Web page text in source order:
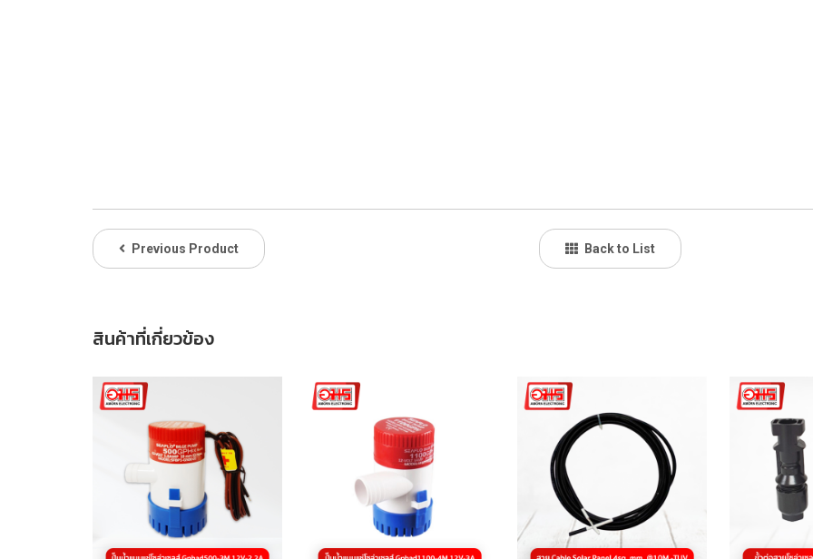
Previous Product Back to List
สินค้าที่เกี่ยวข้อง